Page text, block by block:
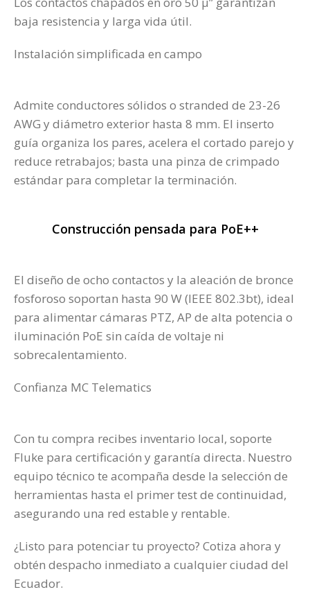
baja resistencia y larga vida útil.
Instalación simplificada en campo
Admite conductores sólidos o stranded de 23-26
AWG y diámetro exterior hasta 8 mm. El inserto
guía organiza los pares, acelera el cortado parejo y
reduce retrabajos; basta una pinza de crimpado
estándar para completar la terminación.
Construcción pensada para PoE++
El diseño de ocho contactos y la aleación de bronce
fosforoso soportan hasta 90 W (IEEE 802.3bt), ideal
para alimentar cámaras PTZ, AP de alta potencia o
iluminación PoE sin caída de voltaje ni
sobrecalentamiento.
Confianza MC Telematics
Con tu compra recibes inventario local, soporte
Fluke para certificación y garantía directa. Nuestro
equipo técnico te acompaña desde la selección de
herramientas hasta el primer test de continuidad,
asegurando una red estable y rentable.
¿Listo para potenciar tu proyecto? Cotiza ahora y
obtén despacho inmediato a cualquier ciudad del
Ecuador.